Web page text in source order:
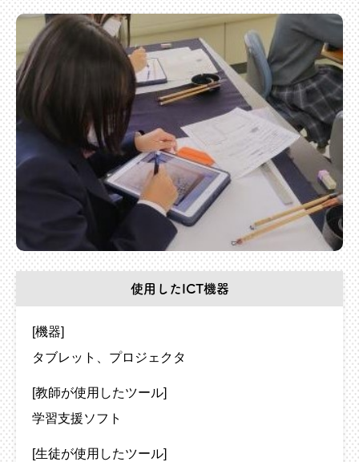
使用したICT機器
[機器]
タブレット
プロジェクタ
[教師が使用したツール]
学習支援ソフト
[生徒が使用したツール]